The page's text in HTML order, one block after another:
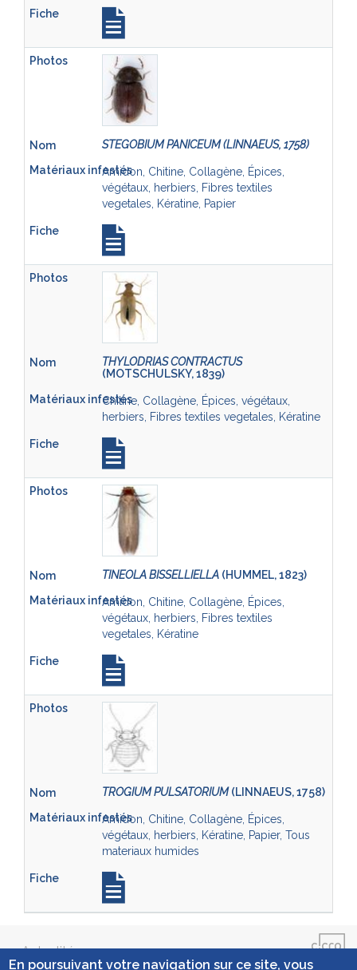
STEGOBIUM PANICEUM (LINNAEUS, 1758)
Amidon, Chitine, Collagène, Épices,
végétaux, herbiers, Fibres textiles
vegetales, Kératine, Papier
THYLODRIAS CONTRACTUS
(MOTSCHULSKY, 1839)
Chitine, Collagène, Épices, végétaux,
herbiers, Fibres textiles vegetales, Kératine
TINEOLA BISSELLIELLA (HUMMEL, 1823)
Amidon, Chitine, Collagène, Épices,
végétaux, herbiers, Fibres textiles
vegetales, Kératine
TROGIUM PULSATORIUM(LINNAEUS, 1758)
Amidon, Chitine, Collagène, Épices,
végétaux, herbiers, Kératine, Papier, Tous
materiaux humides
Actualités
En poursuivant votre navigation sur ce site, vous